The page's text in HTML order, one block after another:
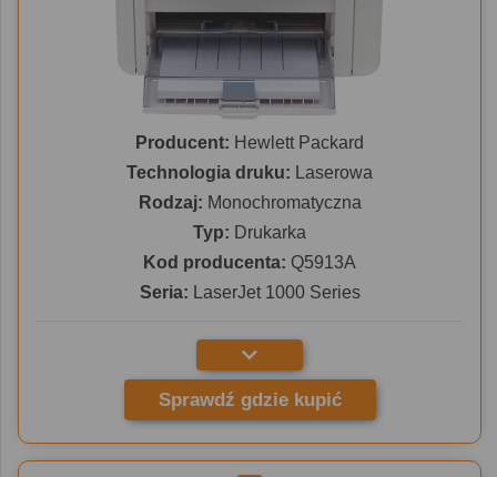
Producent: Hewlett Packard
Technologia druku: Laserowa
Rodzaj: Monochromatyczna
Typ: Drukarka
Kod producenta: Q5913A
Seria: LaserJet 1000 Series
Sprawdź gdzie kupić